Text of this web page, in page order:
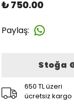
₺ 750.00
Paylaş:
Stoğa
650 TL üzeri
ücretsiz kargo